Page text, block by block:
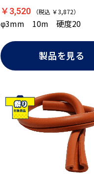
￥3,520 （税込 ￥3,872）
φ3mm 10m 硬度20
製品を見る